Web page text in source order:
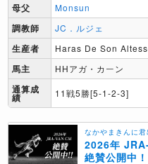
母父 Monsun
調教師 JC．ルジェ
生産者 Haras De Son
馬主 HHアガ・カーン
通算成
績 11戦5勝[5-1-2-3]
なかやまきんに君
2026年
絶賛公開中！